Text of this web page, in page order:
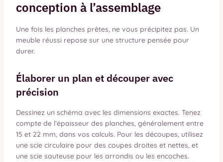
conception à l’assemblage
Une fois les planches prêtes, ne vous précipitez pas. Un
meuble réussi repose sur une structure pensée pour
durer.
Élaborer un plan et découper avec
précision
Dessinez un schéma avec les dimensions exactes. Tenez
compte de l’épaisseur des planches, généralement entre
15 et 22 mm, dans vos calculs. Pour les découpes, utilisez
une scie circulaire pour des coupes droites et nettes, et
une scie sauteuse pour les arrondis ou les encoches.